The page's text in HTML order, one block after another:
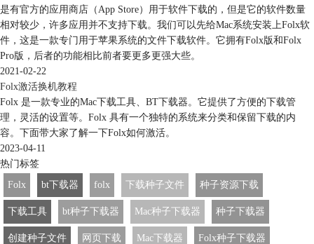
是有官方的应用商店（App Store）用于软件下载的，但是它的软件数量
相对较少，许多应用并不支持下载。我们可以先给Mac系统安装上Folx软
件，这是一款专门用于苹果系统的文件下载软件。它拥有Folx版和Folx
Pro版，后者的功能相比前者要更多更强大些。
2021-02-22
Folx激活换机教程
Folx 是一款专业的Mac下载工具、BT下载器。它提供了方便的下载管
理，灵活的设置等。Folx 具有一个独特的系统来分类和保留下载的内
容。下面带大家了解一下Folx如何激活。
2023-04-11
热门标签
Folx
bt下载器 folx 下载种子文件 种子资源下载
下载工具 bt种子下载器 Mac种子下载器 种子下载器
创建种子文件 网页下载 Mac下载器 Folx种子下载器